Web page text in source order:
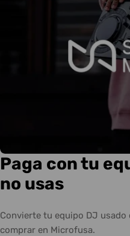
Paga con tu
no usas
Convierte tu equipo DJ usado
comprar en Microfusa.